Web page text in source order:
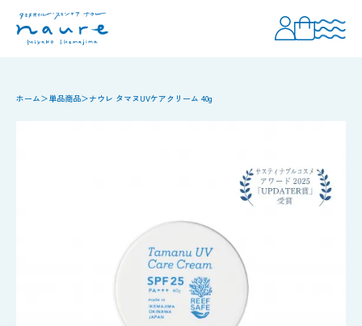
ホーム 単品商品 ナウレ タマヌUVケアクリーム 40g